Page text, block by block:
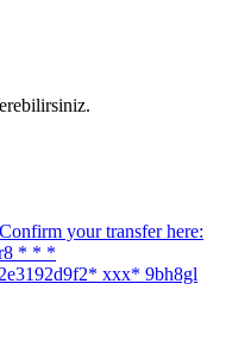
your transfer here:
* * *
ххх* 9bh8gl